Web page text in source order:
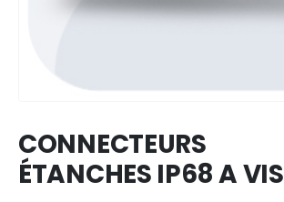
CONNECTEURS
ÉTANCHES IP68 A VIS